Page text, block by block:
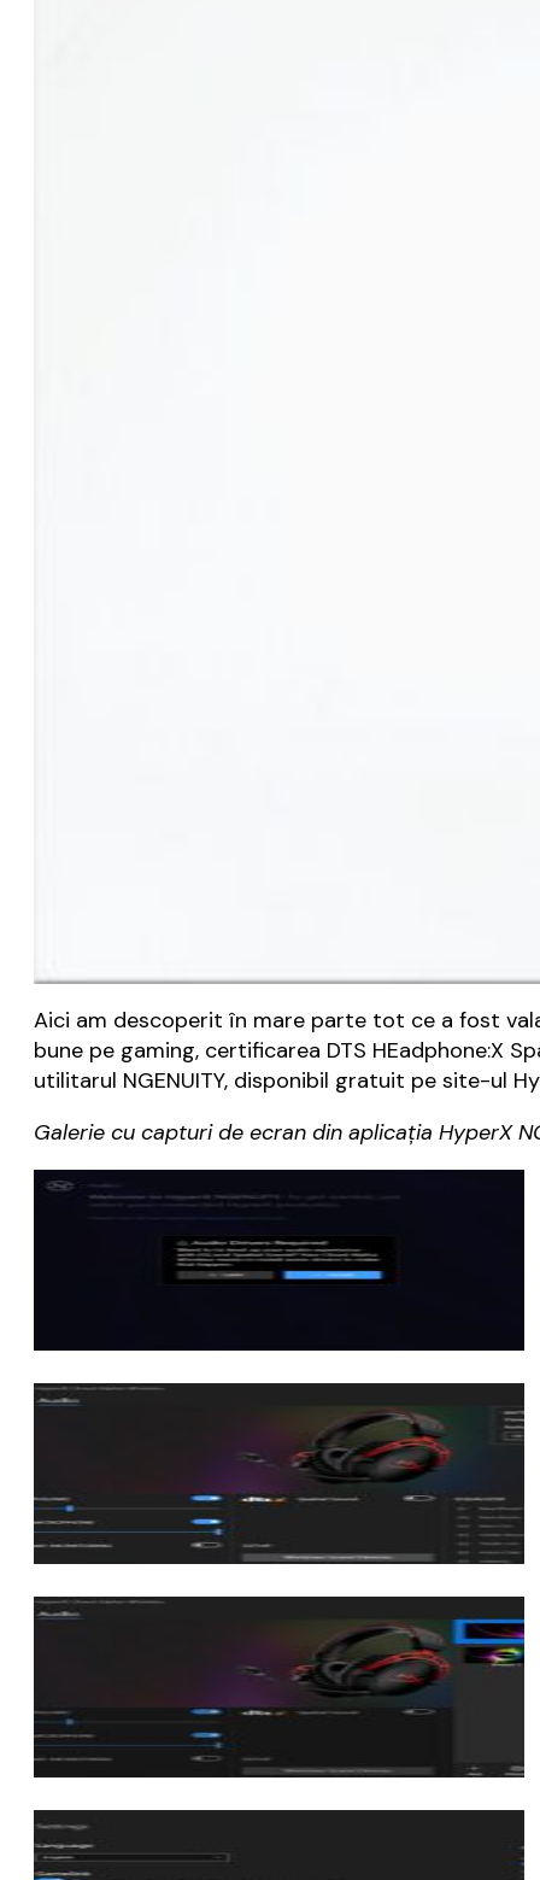
Aici am descoperit în mare parte tot ce a fost
bune pe gaming, certificarea DTS HEadphone:X
utilitarul NGENUITY, disponibil gratuit pe site-ul
Galerie cu capturi de ecran din aplicația HyperX